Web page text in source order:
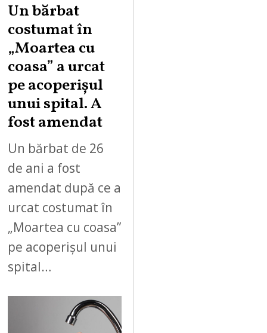
Un bărbat
costumat în
„Moartea cu
coasa” a urcat
pe acoperișul
unui spital. A
fost amendat
Un bărbat de 26
de ani a fost
amendat după ce a
urcat costumat în
„Moartea cu coasa”
pe acoperișul unui
spital…